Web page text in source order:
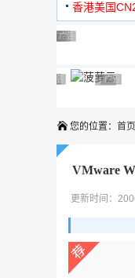
机
香港美国
广告 商业广告，理性选择
广告 商业广告，理性选择
广告 商业广告，理性选
广告 商业广告，理性
广告 商业广告，理性
广告 商业广告，理性选择
广告 商业广告，理性选择
广告 商业广告，理性选
广告 商业
广告 商
您的位置： 首页
VMware
更新时间：